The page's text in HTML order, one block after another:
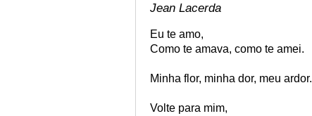
Jean Lacerda
Eu te amo,
Como te amava, como te amei.
Minha flor, minha dor, meu ardor.
Volte para mim,